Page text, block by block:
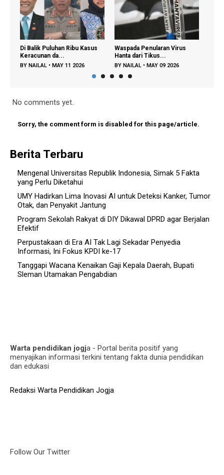
Di Balik Puluhan Ribu Kasus
Keracunan da...
NAILAL •MAY 11 2026
Waspada Penularan Virus
Hanta dari Tikus...
NAILAL •MAY 09 2026
No comments yet.
Sorry, the comment form is disabled for this page/article.
Berita Terbaru
Mengenal Universitas Republik Indonesia, Simak 5 Fakta
yang Perlu Diketahui
UMY Hadirkan Lima Inovasi AI untuk Deteksi Kanker, Tumor
Otak, dan Penyakit Jantung
Program Sekolah Rakyat di DIY Dikawal DPRD agar Berjalan
Efektif
Perpustakaan di Era AI Tak Lagi Sekadar Penyedia
Informasi, Ini Fokus KPDI ke-17
Tanggapi Wacana Kenaikan Gaji Kepala Daerah, Bupati
Sleman Utamakan Pengabdian
Warta pendidikan jogja - Portal berita positif yang
menyajikan informasi terkini tentang fakta dunia pendidikan
dan edukasi
Redaksi Warta Pendidikan Jogja
Follow Our Twitter